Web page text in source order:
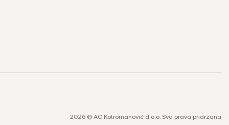
2026 © AC Kotromanović d.o.o. Sva prava pridržana